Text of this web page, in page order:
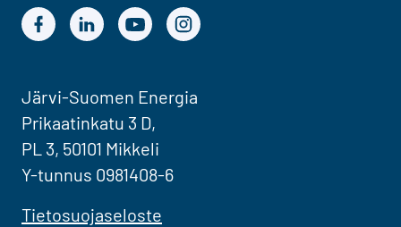
Järvi-Suomen Energian Facebook
Järvi-Suomen Energian LinkedIn
Järvi-Suomen Energian YouTube
Järvi-Suomen Energian Instagram
Järvi-Suomen Energia
Prikaatinkatu 3 D,
PL 3, 50101 Mikkeli
Y-tunnus 0981408-6
Tietosuojaseloste